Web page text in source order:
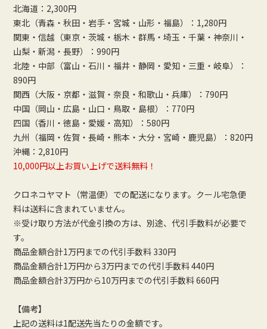
北海道：2,300円
東北（青森・秋田・岩手・宮城・山形・福島）：1,280円
関東・信越（東京・茨城・栃木・群馬・埼玉・千葉・神奈川・
山梨・新潟・長野）：990円
北陸・中部（富山・石川・福井・静岡・愛知・三重・岐阜）：
890円
関西（大阪・京都・滋賀・奈良・和歌山・兵庫）：790円
中国（岡山・広島・山口・鳥取・島根）：770円
四国（香川・徳島・愛媛・高知）：580円
九州（福岡・佐賀・長崎・熊本・大分・宮崎・鹿児島）：820円
沖縄：2,810円
10,000円以上お買い上げで送料無料！
クロネコヤマト（常温便）での配送になります。クール宅急便
料は送料に含まれていません。
※受け取り方法が代金引換の方は、別途、代引手数料が必要で
す。
商品金額合計1万円までの代引手数料 330円
商品金額合計1万円から3万円までの代引手数料 440円
商品金額合計3万円から10万円までの代引手数料 660円
【備考】
上記の送料は1配送先当たりの金額です。